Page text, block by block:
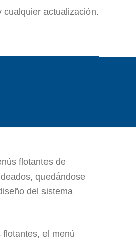
actualización.
flotantes de
quedándose
del sistema
el menú